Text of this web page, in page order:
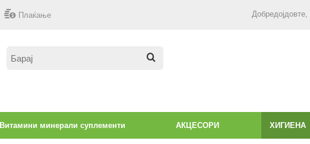
Добредојдовте,
Плаќање
Витамини минерали суплементи АКЦЕСОРИ ХИГИЕНА